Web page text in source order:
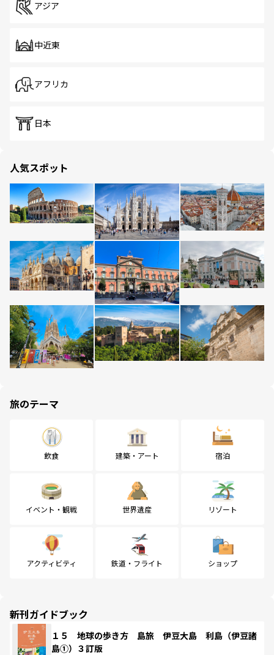
アジア
中近東
アフリカ
日本
人気スポット
旅のテーマ
飲食 建築・アート 宿泊
イベント・観戦 世界遺産 リゾート
アクティビティ 鉄道・フライト ショップ
新刊ガイドブック
１５ 地球の歩き方 島旅 伊豆大島 利島（伊豆諸
島①）３訂版